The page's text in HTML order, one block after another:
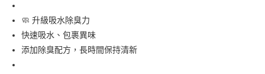
２．便利：只要手機號碼，簡訊認證，即可結帳。
３．安心：先確認商品／服務後，再付款。
【「AFTEE先享後付」結帳流程】
１．於結帳方式選擇「AFTEE先享後付」後，將跳轉至「AFTEE先享後付」
宅配
每筆NT$110，滿NT$1,500(含以上)免運費
🧼 升級吸水除臭力
快速吸水、包裹異味
添加除臭配方，長時間保持清新